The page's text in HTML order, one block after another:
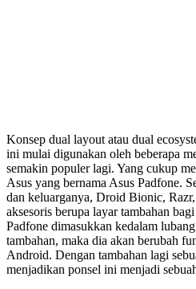
Konsep dual layout atau dual
ini mulai digunakan oleh beberapa
semakin populer lagi. Yang cukup
Asus yang bernama Asus Padfone.
dan keluarganya, Droid Bionic,
aksesoris berupa layar tambahan
Padfone dimasukkan kedalam
tambahan, maka dia akan berubah
Android. Dengan tambahan lagi
menjadikan ponsel ini menjadi